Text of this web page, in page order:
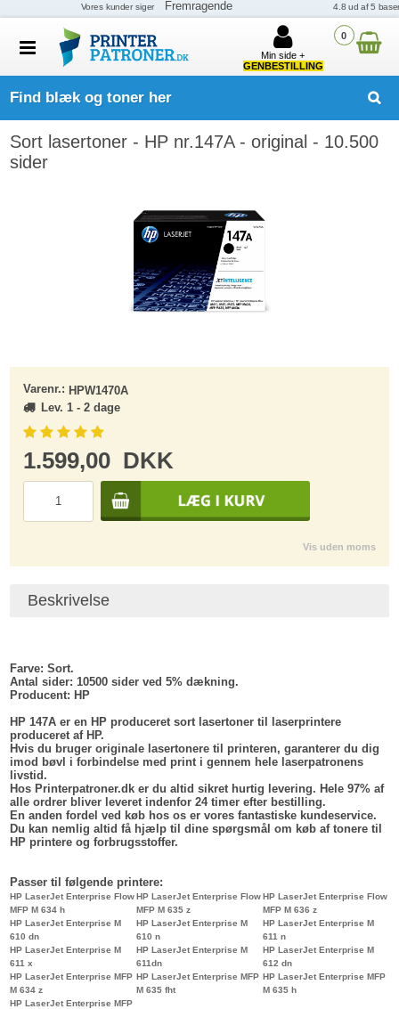
0
Min side +
GENBESTILLING
Find blæk og toner her
Sort lasertoner - HP nr.147A - original - 10.500
sider
Varenr.: HPW1470A
Lev. 1 - 2 dage
1.599,00 DKK
Vis uden moms
Beskrivelse
Farve: Sort.
Antal sider: 10500 sider ved 5% dækning.
Producent: HP
HP 147A er en HP produceret sort lasertoner til laserprintere
produceret af HP.
Hvis du bruger originale lasertonere til printeren, garanterer du dig
imod bøvl i forbindelse med print i gennem hele laserpatronens
livstid.
Hos Printerpatroner.dk er du altid sikret hurtig levering. Hele 97% af
alle ordrer bliver leveret indenfor 24 timer efter bestilling.
En anden fordel ved køb hos os er vores fantastiske kundeservice.
Du kan nemlig altid få hjælp til dine spørgsmål om køb af tonere til
HP printere og forbrugsstoffer.
Passer til følgende printere:
HP LaserJet Enterprise Flow
MFP M 634 h
HP LaserJet Enterprise Flow
MFP M 635 z
HP LaserJet Enterprise Flow
MFP M 636 z
HP LaserJet Enterprise M
610 dn
HP LaserJet Enterprise M
610 n
HP LaserJet Enterprise M
611 n
HP LaserJet Enterprise M
611 x
HP LaserJet Enterprise M
611dn
HP LaserJet Enterprise M
612 dn
HP LaserJet Enterprise MFP
M 634 z
HP LaserJet Enterprise MFP
M 635 fht
HP LaserJet Enterprise MFP
M 635 h
HP LaserJet Enterprise MFP